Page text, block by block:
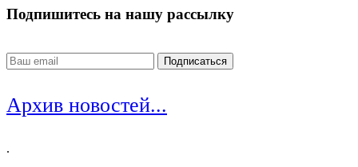
Подпишитесь на нашу рассылку
Архив новостей...
.